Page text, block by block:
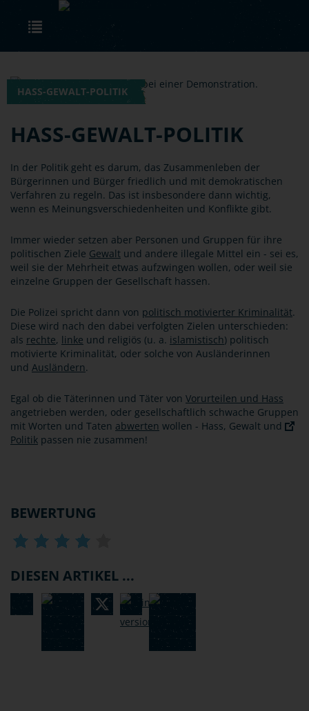
Skip to main content
HASS-GEWALT-POLITIK
HASS-GEWALT-POLITIK
In der Politik geht es darum, das Zusammenleben der
Bürgerinnen und Bürger friedlich und mit demokratischen
Verfahren zu regeln. Das ist insbesondere dann wichtig,
wenn es Meinungsverschiedenheiten und Konflikte gibt.
Immer wieder setzen aber Personen und Gruppen für ihre
politischen Ziele Gewalt und andere illegale Mittel ein - sei es,
weil sie der Mehrheit etwas aufzwingen wollen, oder weil sie
einzelne Gruppen der Gesellschaft hassen.
Die Polizei spricht dann von politisch motivierter Kriminalität.
Diese wird nach den dabei verfolgten Zielen unterschieden:
als rechte, linke und religiös (u. a. islamistisch) politisch
motivierte Kriminalität, oder solche von Ausländerinnen
und Ausländern.
Egal ob die Täterinnen und Täter von Vorurteilen und Hass
angetrieben werden, oder gesellschaftlich schwache Gruppen
mit Worten und Taten abwerten wollen - Hass, Gewalt und
Politik passen nie zusammen!
BEWERTUNG
DIESEN ARTIKEL ...